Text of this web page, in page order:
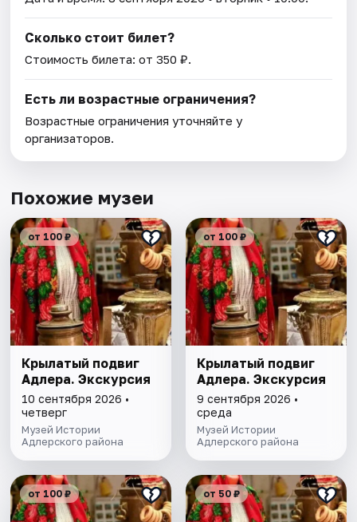
Сколько стоит билет?
Стоимость билета: от 350 ₽.
Есть ли возрастные ограничения?
Возрастные ограничения уточняйте у
организаторов.
Похожие музеи
от 100 ₽
Крылатый подвиг
Адлера. Экскурсия
10 сентября 2026 •
четверг
Музей Истории
Адлерского района
от 100 ₽
Крылатый подвиг
Адлера. Экскурсия
9 сентября 2026 •
среда
Музей Истории
Адлерского района
от 100 ₽ от 50 ₽